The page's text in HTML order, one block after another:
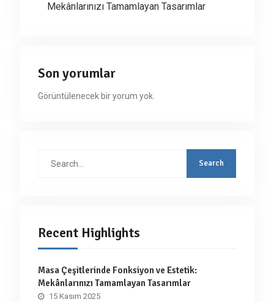
Mekânlarınızı Tamamlayan Tasarımlar
Son yorumlar
Görüntülenecek bir yorum yok.
Recent Highlights
Masa Çeşitlerinde Fonksiyon ve Estetik:
Mekânlarınızı Tamamlayan Tasarımlar
15 Kasım 2025